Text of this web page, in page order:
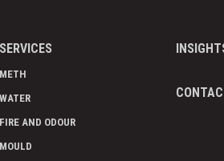
SERVICES
METH
WATER
FIRE AND ODOUR
MOULD